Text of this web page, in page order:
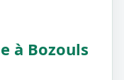
à Bozouls